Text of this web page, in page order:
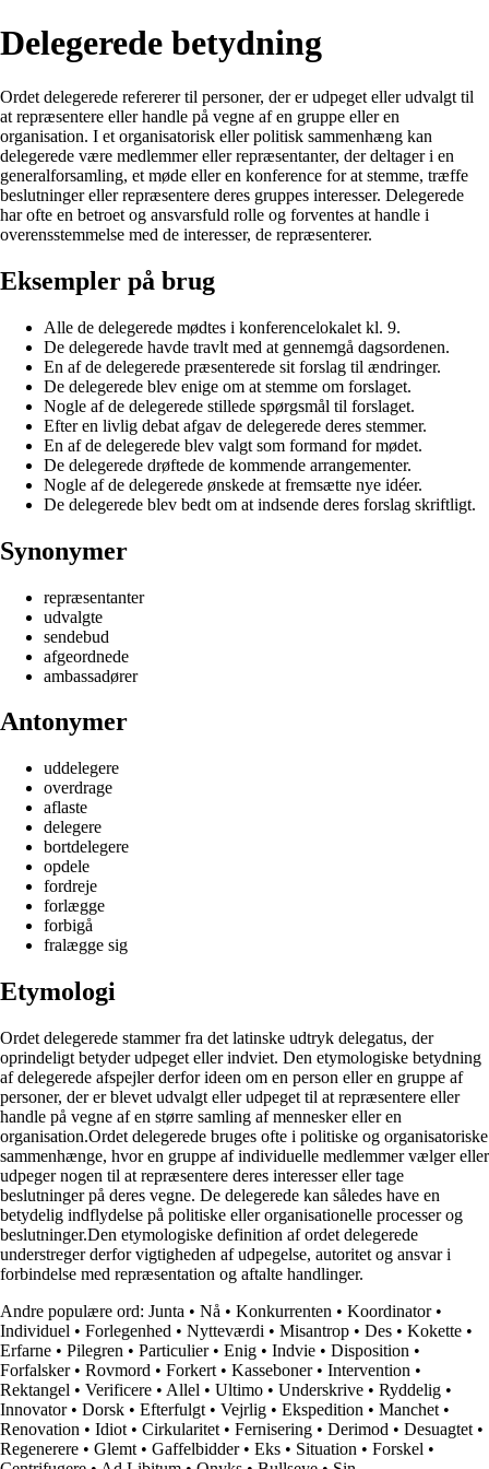
Delegerede betydning
Ordet delegerede refererer til personer, der er udpeget eller udvalgt til
at repræsentere eller handle på vegne af en gruppe eller en
organisation. I et organisatorisk eller politisk sammenhæng kan
delegerede være medlemmer eller repræsentanter, der deltager i en
generalforsamling, et møde eller en konference for at stemme, træffe
beslutninger eller repræsentere deres gruppes interesser. Delegerede
har ofte en betroet og ansvarsfuld rolle og forventes at handle i
overensstemmelse med de interesser, de repræsenterer.
Eksempler på brug
Alle de delegerede mødtes i konferencelokalet kl. 9.
De delegerede havde travlt med at gennemgå dagsordenen.
En af de delegerede præsenterede sit forslag til ændringer.
De delegerede blev enige om at stemme om forslaget.
Nogle af de delegerede stillede spørgsmål til forslaget.
Efter en livlig debat afgav de delegerede deres stemmer.
En af de delegerede blev valgt som formand for mødet.
De delegerede drøftede de kommende arrangementer.
Nogle af de delegerede ønskede at fremsætte nye idéer.
De delegerede blev bedt om at indsende deres forslag skriftligt.
Synonymer
repræsentanter
udvalgte
sendebud
afgeordnede
ambassadører
Antonymer
uddelegere
overdrage
aflaste
delegere
bortdelegere
opdele
fordreje
forlægge
forbigå
fralægge sig
Etymologi
Ordet delegerede stammer fra det latinske udtryk delegatus, der
oprindeligt betyder udpeget eller indviet. Den etymologiske betydning
af delegerede afspejler derfor ideen om en person eller en gruppe af
personer, der er blevet udvalgt eller udpeget til at repræsentere eller
handle på vegne af en større samling af mennesker eller en
organisation.Ordet delegerede bruges ofte i politiske og organisatoriske
sammenhænge, hvor en gruppe af individuelle medlemmer vælger eller
udpeger nogen til at repræsentere deres interesser eller tage
beslutninger på deres vegne. De delegerede kan således have en
betydelig indflydelse på politiske eller organisationelle processer og
beslutninger.Den etymologiske definition af ordet delegerede
understreger derfor vigtigheden af ​​udpegelse, autoritet og ansvar i
forbindelse med repræsentation og aftalte handlinger.
Andre populære ord: Junta • Nå • Konkurrenten • Koordinator•
Individuel • Forlegenhed • Nytteværdi • Misantrop • Des • Kokette •
Erfarne • Pilegren • Particulier• Enig • Indvie • Disposition •
Forfalsker• Rovmord • Forkert • Kasseboner• Intervention •
Rektangel • Verificere • Allel • Ultimo • Underskrive • Ryddelig •
Innovator• Dorsk • Efterfulgt • Vejrlig • Ekspedition • Manchet •
Renovation • Idiot • Cirkularitet • Fernisering • Derimod • Desuagtet •
Regenerere • Glemt • Gaffelbidder• Eks • Situation • Forskel •